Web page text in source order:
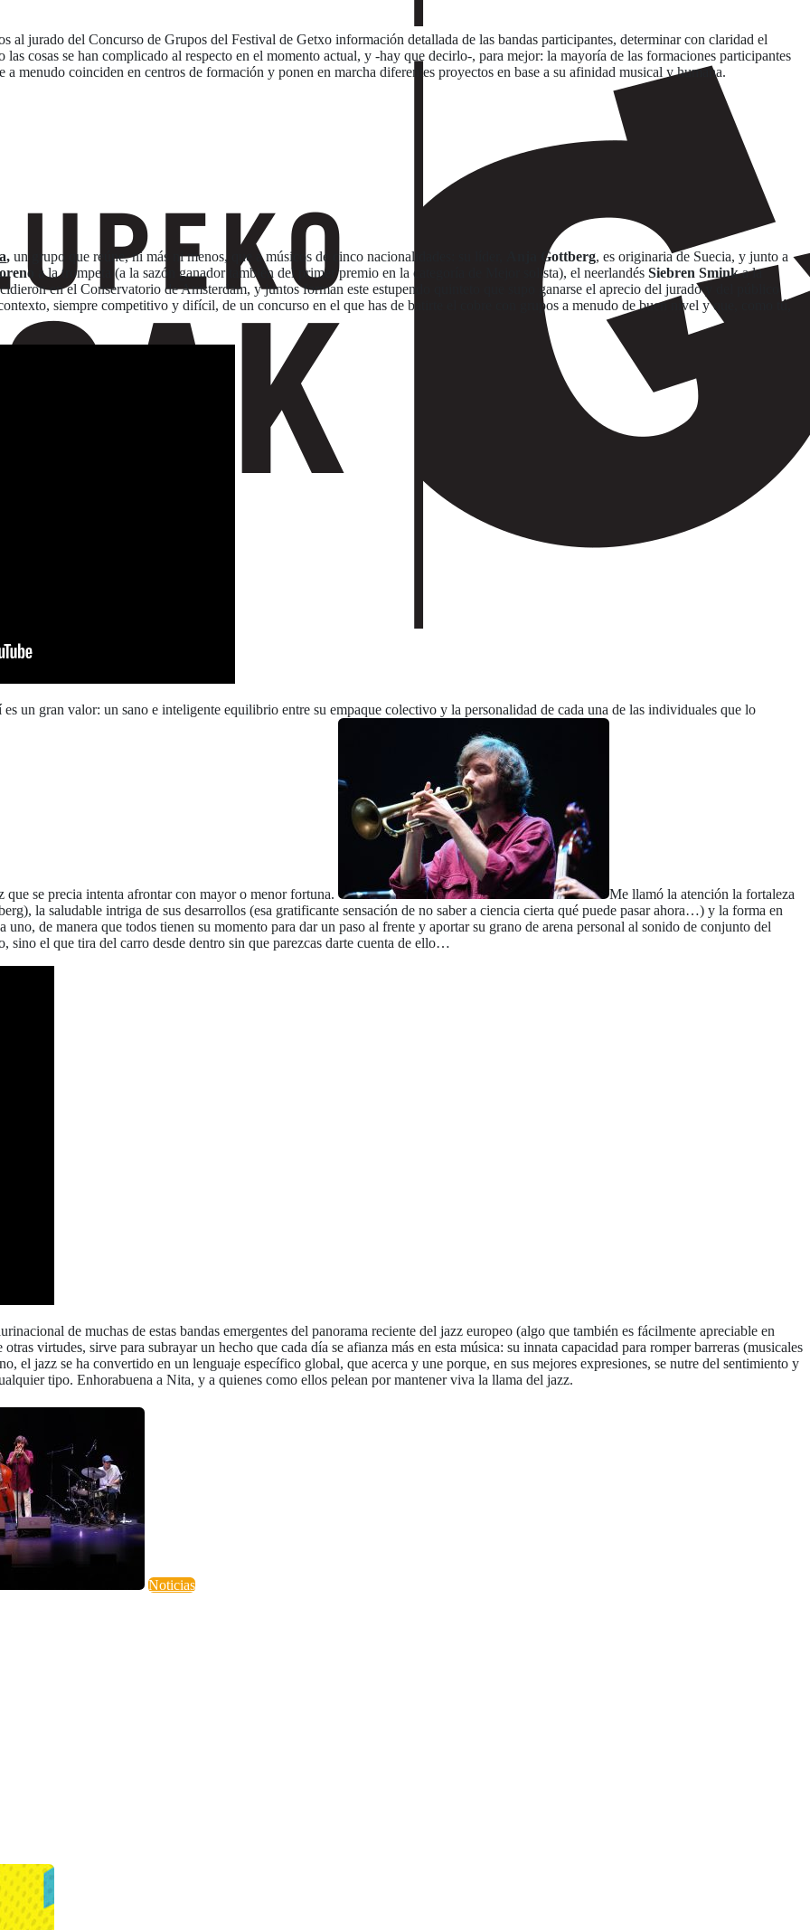
al jurado del Concurso de Grupos del Festival de Getxo información detallada de las bandas participantes, determinar con claridad el
cosas se han complicado al respecto en el momento actual, y -hay que decirlo-, para mejor: la mayoría de las formaciones participantes
a menudo coinciden en centros de formación y ponen en marcha diferentes proyectos en base a su afinidad musical y humana.
, un grupo que reúne, ni más ni menos, que a músicos de cinco nacionalidades: su líder, Anja Gottberg, es originaria de Suecia, y junto a
a la trompeta (a la sazón ganador también del primer premio en la categoría de Mejor solista), el neerlandés Siebren Sminka la
en el Conservatorio de Amsterdam, y juntos forman este estupendo quinteto que supo ganarse el aprecio del jurado y del público
siempre competitivo y difícil, de un concurso en el que has de batirte el cobre con grupos a menudo de buen nivel y que, como tú,
un gran valor: un sano e inteligente equilibrio entre su empaque colectivo y la personalidad de cada una de las individuales que lo
se precia intenta afrontar con mayor o menor fortuna.
Me llamó la atención la fortaleza
la saludable intriga de sus desarrollos (esa gratificante sensación de no saber a ciencia cierta qué puede pasar ahora…) y la forma en
de manera que todos tienen su momento para dar un paso al frente y aportar su grano de arena personal al sonido de conjunto del
sino el que tira del carro desde dentro sin que parezcas darte cuenta de ello…
de muchas de estas bandas emergentes del panorama reciente del jazz europeo (algo que también es fácilmente apreciable en
virtudes, sirve para subrayar un hecho que cada día se afianza más en esta música: su innata capacidad para romper barreras (musicales
el jazz se ha convertido en un lenguaje específico global, que acerca y une porque, en sus mejores expresiones, se nutre del sentimiento y
tipo. Enhorabuena a Nita, y a quienes como ellos pelean por mantener viva la llama del jazz.
Noticias